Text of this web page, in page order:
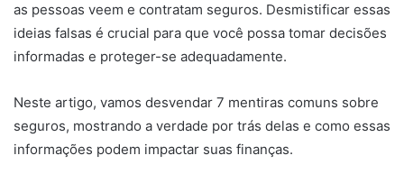
as pessoas veem e contratam seguros. Desmistificar essas
ideias falsas é crucial para que você possa tomar decisões
informadas e proteger-se adequadamente.
Neste artigo, vamos desvendar 7 mentiras comuns sobre
seguros, mostrando a verdade por trás delas e como essas
informações podem impactar suas finanças.